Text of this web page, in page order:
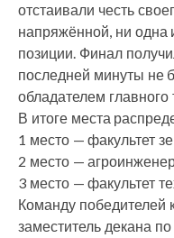
отстаивали честь
напряжённой, ни одна
позиции. Финал
последней минуты не
обладателем
В итоге места
1 место — факультет
2 место —
3 место — факультет
Команду победителей
заместитель декана